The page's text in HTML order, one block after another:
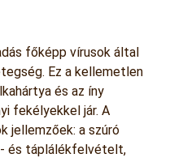
főképp vírusok által
Ez a kellemetlen
és az íny
fekélyekkel jár. A
jellemzőek: a szúró
és táplálékfelvételt,